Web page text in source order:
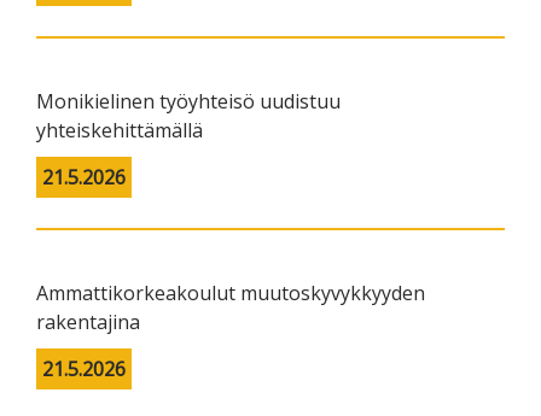
Monikielinen työyhteisö uudistuu
yhteiskehittämällä
21.5.2026
Ammattikorkeakoulut muutoskyvykkyyden
rakentajina
21.5.2026